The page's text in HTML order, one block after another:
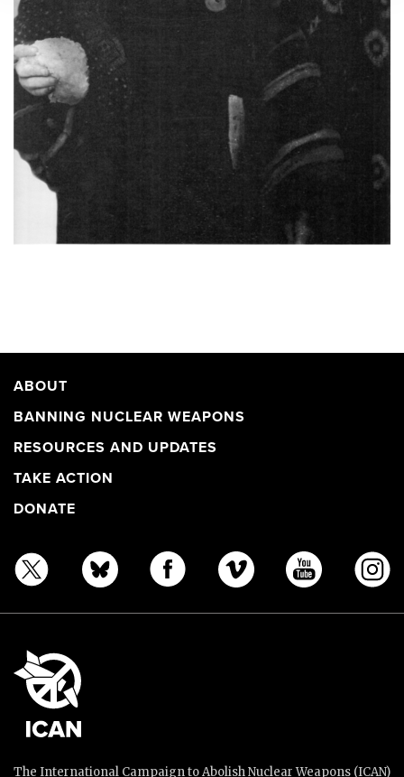
ABOUT
BANNING NUCLEAR WEAPONS
RESOURCES AND UPDATES
TAKE ACTION
DONATE
The International Campaign to Abolish Nuclear Weapons (ICAN)